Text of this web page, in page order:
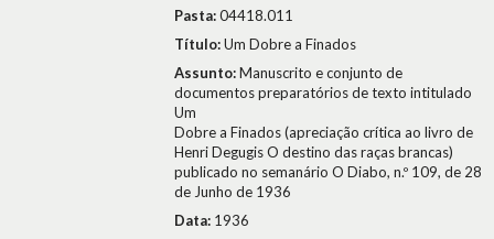
Pasta:04418.011
Título:Um Dobre a Finados
Assunto:Manuscrito e conjunto de
documentos preparatórios de texto intitulado
Um
Dobre a Finados (apreciação crítica ao livro de
Henri Degugis O destino das raças brancas)
publicado no semanário O Diabo, n.º 109, de 28
de Junho de 1936
Data: 1936